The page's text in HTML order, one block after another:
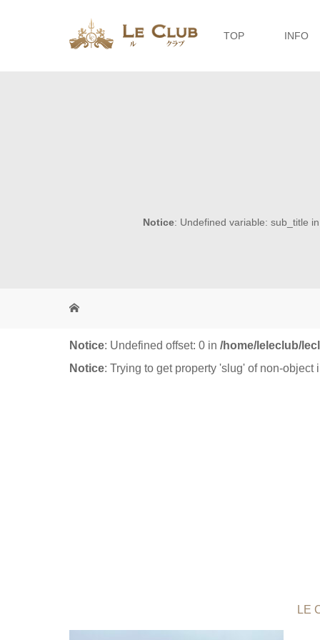
TOP INFO
Notice: Undefined variable: sub_title
Notice: Undefined offset: 0 in /home/leleclub/
Notice: Trying to get property 'slug' of non-object
LE